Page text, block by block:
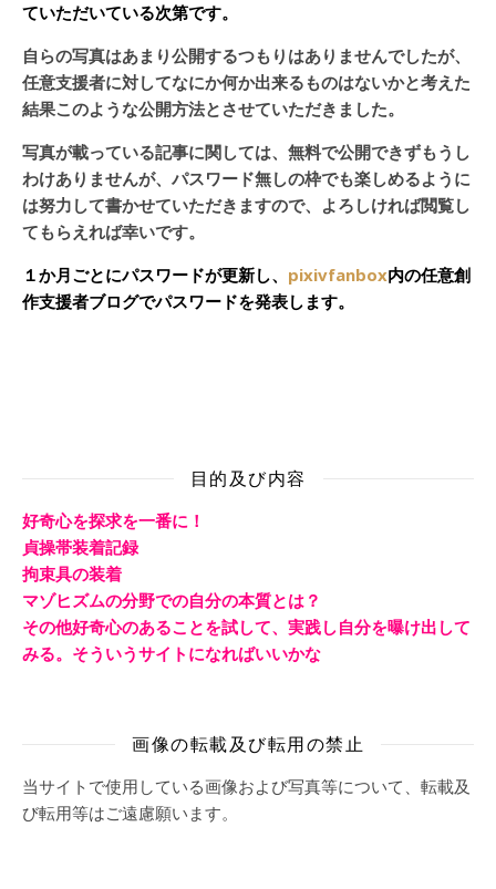
ていただいている次第です。
自らの写真はあまり公開するつもりはありませんでしたが、
任意支援者に対してなにか何か出来るものはないかと考えた
結果このような公開方法とさせていただきました。
写真が載っている記事に関しては、無料で公開できずもうし
わけありませんが、パスワード無しの枠でも楽しめるように
は努力して書かせていただきますので、よろしければ閲覧し
てもらえれば幸いです。
１か月ごとにパスワードが更新し、 pixivfanbox内の任意創
作支援者ブログでパスワードを発表します。
目的及び内容
好奇心を探求を一番に！
貞操帯装着記録
拘束具の装着
マゾヒズムの分野での自分の本質とは？
その他好奇心のあることを試して、実践し自分を曝け出して
みる。そういうサイトになればいいかな
画像の転載及び転用の禁止
当サイトで使用している画像および写真等について、転載及
び転用等はご遠慮願います。